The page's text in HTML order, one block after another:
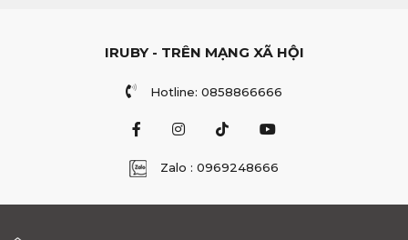
IRUBY - TRÊN MẠNG XÃ HỘI
Hotline: 0858866666
Zalo : 0969248666